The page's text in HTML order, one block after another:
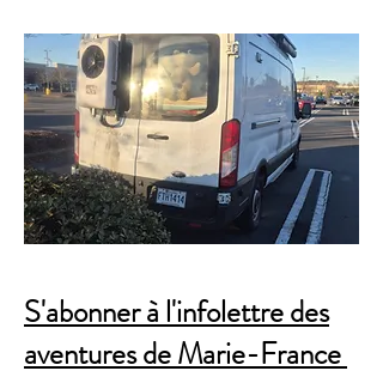
S'abonner à l'infolettre des
aventures de Marie-France